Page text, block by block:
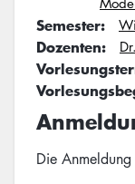
Semester
Dozenten
Die